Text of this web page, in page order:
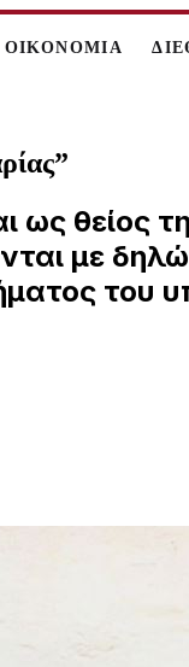
ΟΙΚΟΝΟΜΙΑ
θείος
με
του